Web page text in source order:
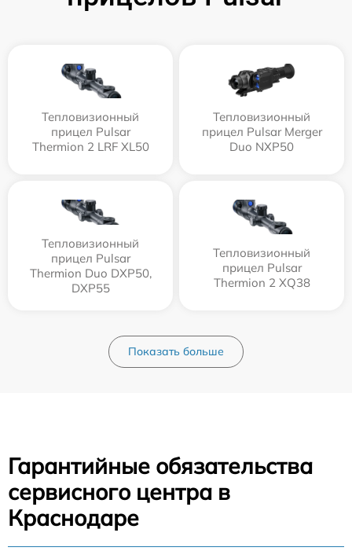
Тепловизионный
прицел Pulsar
Thermion 2 LRF XL50
Тепловизионный
прицел Pulsar Merger
Duo NXP50
Тепловизионный
прицел Pulsar
Thermion Duo DXP50,
DXP55
Тепловизионный
прицел Pulsar
Thermion 2 XQ38
Показать больше
Гарантийные обязательства
сервисного центра в
Краснодаре